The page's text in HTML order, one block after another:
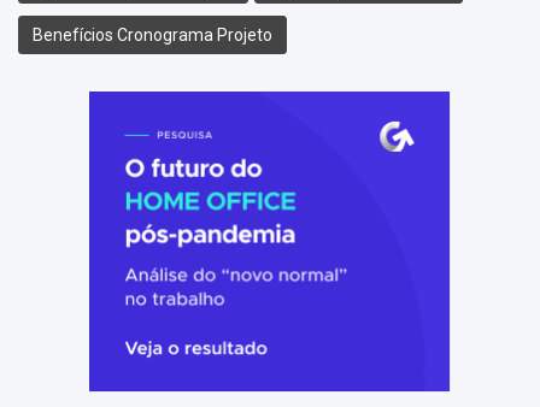
Benefícios Cronograma Projeto